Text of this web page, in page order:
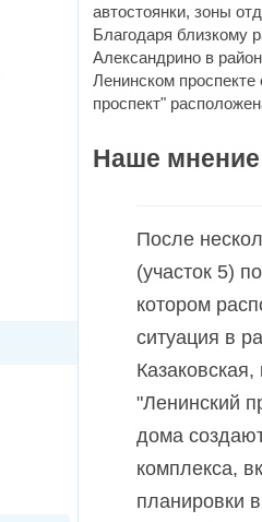
автостоянки, зоны
Благодаря близкому
Александрино в
Ленинском
проспект"
Наше мнение
После
(участок 5)
котором
ситуация в
"Ленинский
дома
комплекса,
планировки